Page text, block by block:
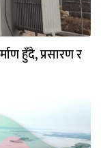
हुँदै, प्रसारण र